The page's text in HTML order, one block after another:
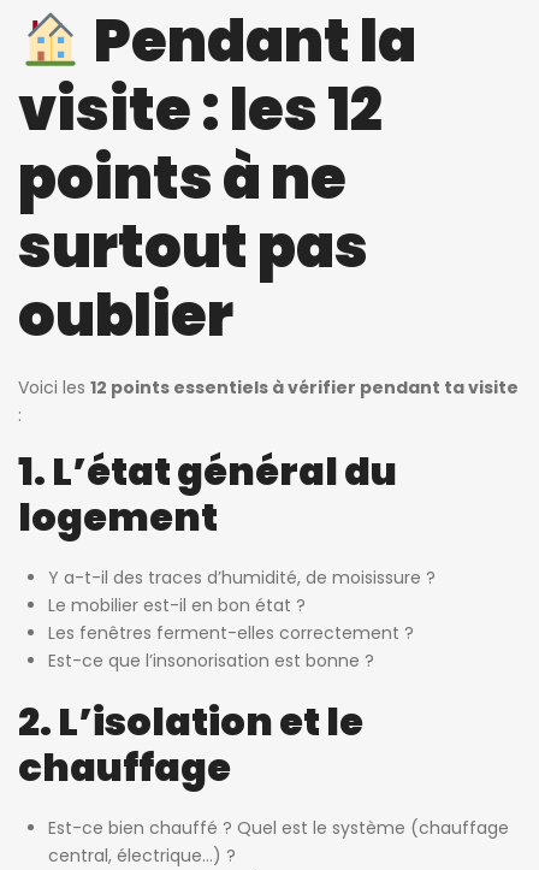
Pendant la
visite : les 12
points à ne
surtout pas
oublier
Voici les 12 points essentiels à vérifier pendant ta visite
:
1. L’état général du
logement
Y a-t-il des traces d’humidité, de moisissure ?
Le mobilier est-il en bon état ?
Les fenêtres ferment-elles correctement ?
Est-ce que l’insonorisation est bonne ?
2. L’isolation et le
chauffage
Est-ce bien chauffé ? Quel est le système (chauffage
central, électrique…) ?